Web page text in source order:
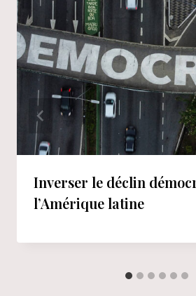
Inverser le déclin
l’Amérique latine